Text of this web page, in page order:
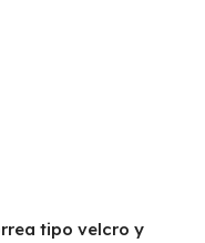
tipo velcro y